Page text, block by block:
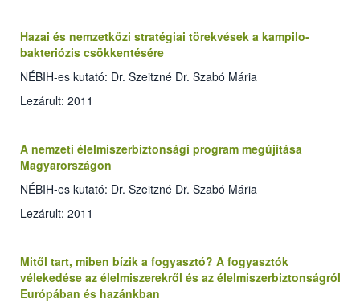
Hazai és nemzetközi stratégiai törekvések a kampilo­
bakteriózis csökkentésére
NÉBIH-es kutató: Dr. Szeitzné Dr. Szabó Mária
Lezárult: 2011
A nemzeti élelmiszerbiztonsági program megújítása
Magyarországon
NÉBIH-es kutató: Dr. Szeitzné Dr. Szabó Mária
Lezárult: 2011
Mitől tart, miben bízik a fogyasztó? A fogyasztók
vélekedése az élelmiszerekről és az élelmiszerbiztonságról
Európában és hazánkban